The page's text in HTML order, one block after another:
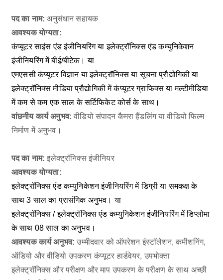
पद का नाम: अनुसंधान सहायक
आवश्यक योग्यता:
कंप्यूटर साइंस एंड इंजीनियरिंग या इलेक्ट्रॉनिक्स एंड कम्युनिकेशन
इंजीनियरिंग में बीई/बीटेक। या
एमएससी कंप्यूटर विज्ञान या इलेक्ट्रॉनिक्स या सूचना प्रौद्योगिकी या
इलेक्ट्रॉनिक्स मीडिया प्रौद्योगिकी में कंप्यूटर ग्राफिक्स या मल्टीमीडिया
में कम से कम एक साल के सर्टिफिकेट कोर्स के साथ।
वांछनीय कार्य अनुभव: वीडियो संपादन कैमरा हैंडलिंग या वीडियो फिल्म
निर्माण में अनुभव।
पद का नाम: इलेक्ट्रॉनिक्स इंजीनियर
आवश्यक योग्यता:
इलेक्ट्रॉनिक्स एंड कम्युनिकेशन इंजीनियरिंग में डिग्री या समकक्ष के
साथ 3 साल का प्रासंगिक अनुभव। या
इलेक्ट्रॉनिक्स / इलेक्ट्रॉनिक्स एंड कम्युनिकेशन इंजीनियरिंग में डिप्लोमा
के साथ 08 साल का अनुभव।
आवश्यक कार्य अनुभव: उम्मीदवार को ऑपरेशन इंस्टॉलेशन, कमीशनिंग,
ऑडियो और वीडियो उपकरण कंप्यूटर हार्डवेयर, उपभोक्ता
इलेक्ट्रॉनिक्स और परीक्षण और माप उपकरण के परीक्षण के साथ अच्छी